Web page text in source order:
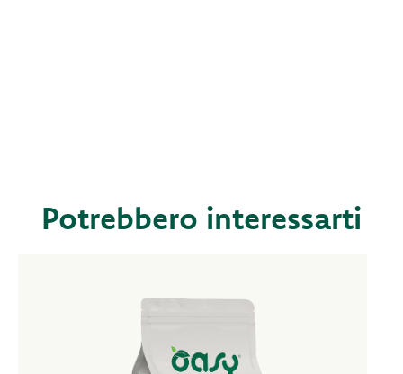
Potrebbero interessarti